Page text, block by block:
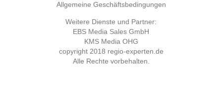
Allgemeine Geschäftsbedingungen
Weitere Dienste und Partner:
EBS Media Sales GmbH
KMS Media OHG
copyright 2018 regio-experten.de
Alle Rechte vorbehalten.